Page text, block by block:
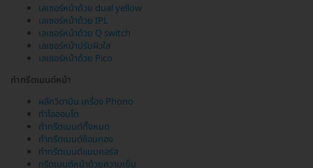
เลเซอร์หน้าด้วย dual yellow
เลเซอร์หน้าด้วย IPL
เลเซอร์หน้าด้วย Q switch
เลเซอร์หน้าปรับผิวใส
เลเซอร์หน้าด้วย Pico
ทำทรีตเมนต์หน้า
ผลักวิตามิน เครื่อง Phono
ทำไอออนโต
ทำทรีตเมนต์ทั้งหมด
ทำทรีตเมนต์ช้อนทอง
ทำทรีตเมนต์แบบคอร์ส
ทรีตเมนต์หน้าด้วยความเย็น